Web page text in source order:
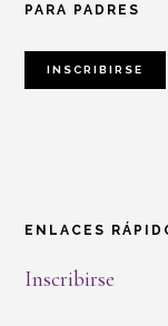
PARA PADRES
INSCRIBIRSE
ENLACES
Inscribirse